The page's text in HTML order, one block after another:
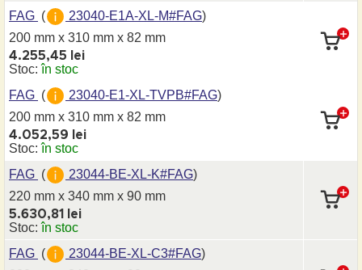
FAG ( 23040-E1A-XL-M#FAG)
200 mm x 310 mm x 82 mm
4.255,45 lei
Stoc:în stoc
FAG ( 23040-E1-XL-TVPB#FAG)
200 mm x 310 mm x 82 mm
4.052,59 lei
Stoc:în stoc
FAG ( 23044-BE-XL-K#FAG)
220 mm x 340 mm x 90 mm
5.630,81 lei
Stoc:în stoc
FAG ( 23044-BE-XL-C3#FAG)